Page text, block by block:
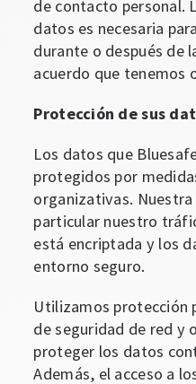
de contacto personal.
datos es necesaria
durante o después de
acuerdo que tenemos
Protección de sus
Los datos que
protegidos por
organizativas.
particular nuestro
está encriptada y los
entorno seguro.
Utilizamos protección
de seguridad de red y
proteger los datos
Además, el acceso a